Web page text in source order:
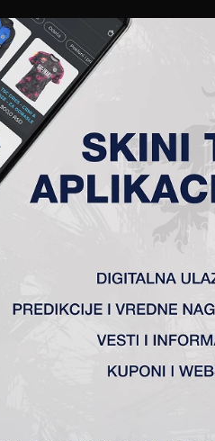
KLUB AKADEMIJA ŽENSKI TIM
(B) – FK TSC
(Milosavljević 71′), Savić,